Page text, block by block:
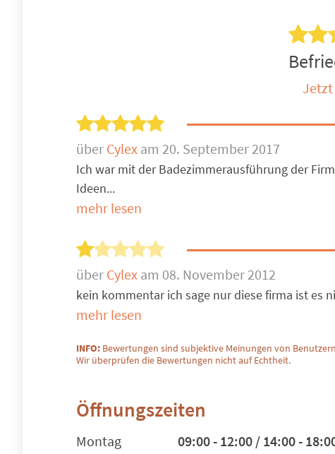
über Cylex am 20. September 2017
Ich war mit der Badezimmerausführung der
Ideen...
mehr lesen
über Cylex am 08. November 2012
kein kommentar ich sage nur diese firma ist es
mehr lesen
INFO: Bewertungen sind subjektive Meinungen von
Wir überprüfen die Bewertungen nicht auf Echtheit.
Öffnungszeiten
Montag
09:00 - 12:00 / 14:00 -